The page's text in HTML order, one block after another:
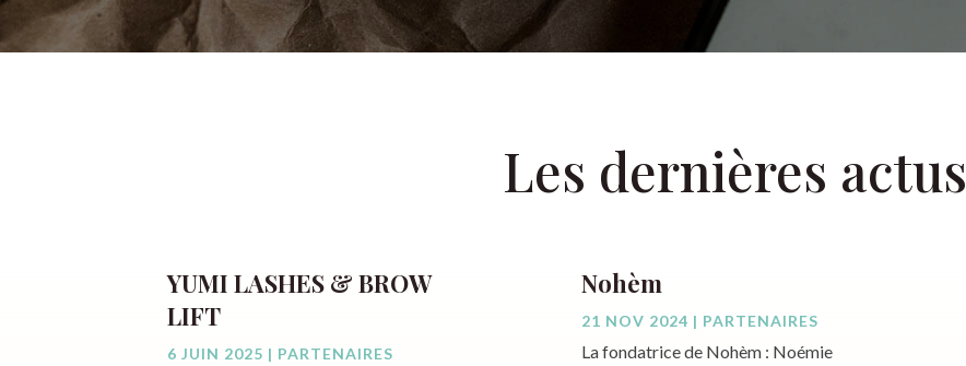
Les dernières actus
YUMI LASHES & BROW
LIFT
6 JUIN 2025 | PARTENAIRES
Nohèm
21 NOV 2024 | PARTENAIRES
La fondatrice de Nohèm : Noémie